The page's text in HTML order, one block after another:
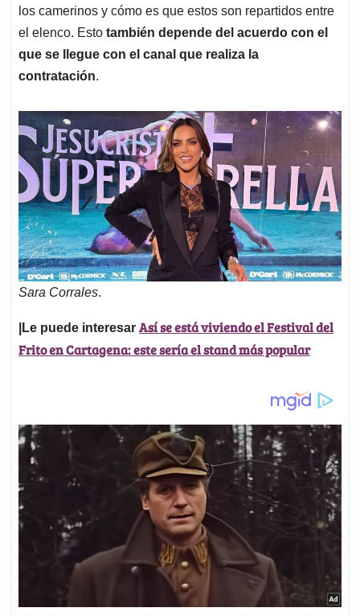
los camerinos y cómo es que estos son repartidos entre
el elenco. Esto también depende del acuerdo con el
que se llegue con el canal que realiza la
contratación.
Sara Corrales.
|Le puede interesar Así se está viviendo el Festival del
Frito en Cartagena: este sería el stand más popular